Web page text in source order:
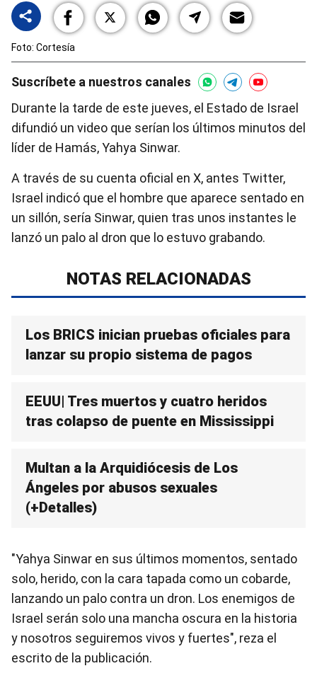
Foto: Cortesía
Suscríbete a nuestros canales
Durante la tarde de este jueves, el Estado de Israel
difundió un video que serían los últimos minutos del
líder de Hamás, Yahya Sinwar.
A través de su cuenta oficial en X, antes Twitter,
Israel indicó que el hombre que aparece sentado en
un sillón, sería Sinwar, quien tras unos instantes le
lanzó un palo al dron que lo estuvo grabando.
NOTAS RELACIONADAS
Los BRICS inician pruebas oficiales para
lanzar su propio sistema de pagos
EEUU| Tres muertos y cuatro heridos
tras colapso de puente en Mississippi
Multan a la Arquidiócesis de Los
Ángeles por abusos sexuales
(+Detalles)
"Yahya Sinwar en sus últimos momentos, sentado
solo, herido, con la cara tapada como un cobarde,
lanzando un palo contra un dron. Los enemigos de
Israel serán solo una mancha oscura en la historia
y nosotros seguiremos vivos y fuertes", reza el
escrito de la publicación.